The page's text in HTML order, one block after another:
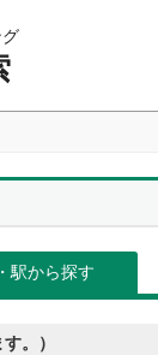
駅から探す
。）